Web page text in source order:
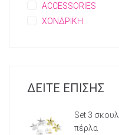
ACCESSORIES
ΧΟΝΔΡΙΚΗ
ΔΕΙΤΕ ΕΠΙΣΗΣ
Set 3
πέρλα